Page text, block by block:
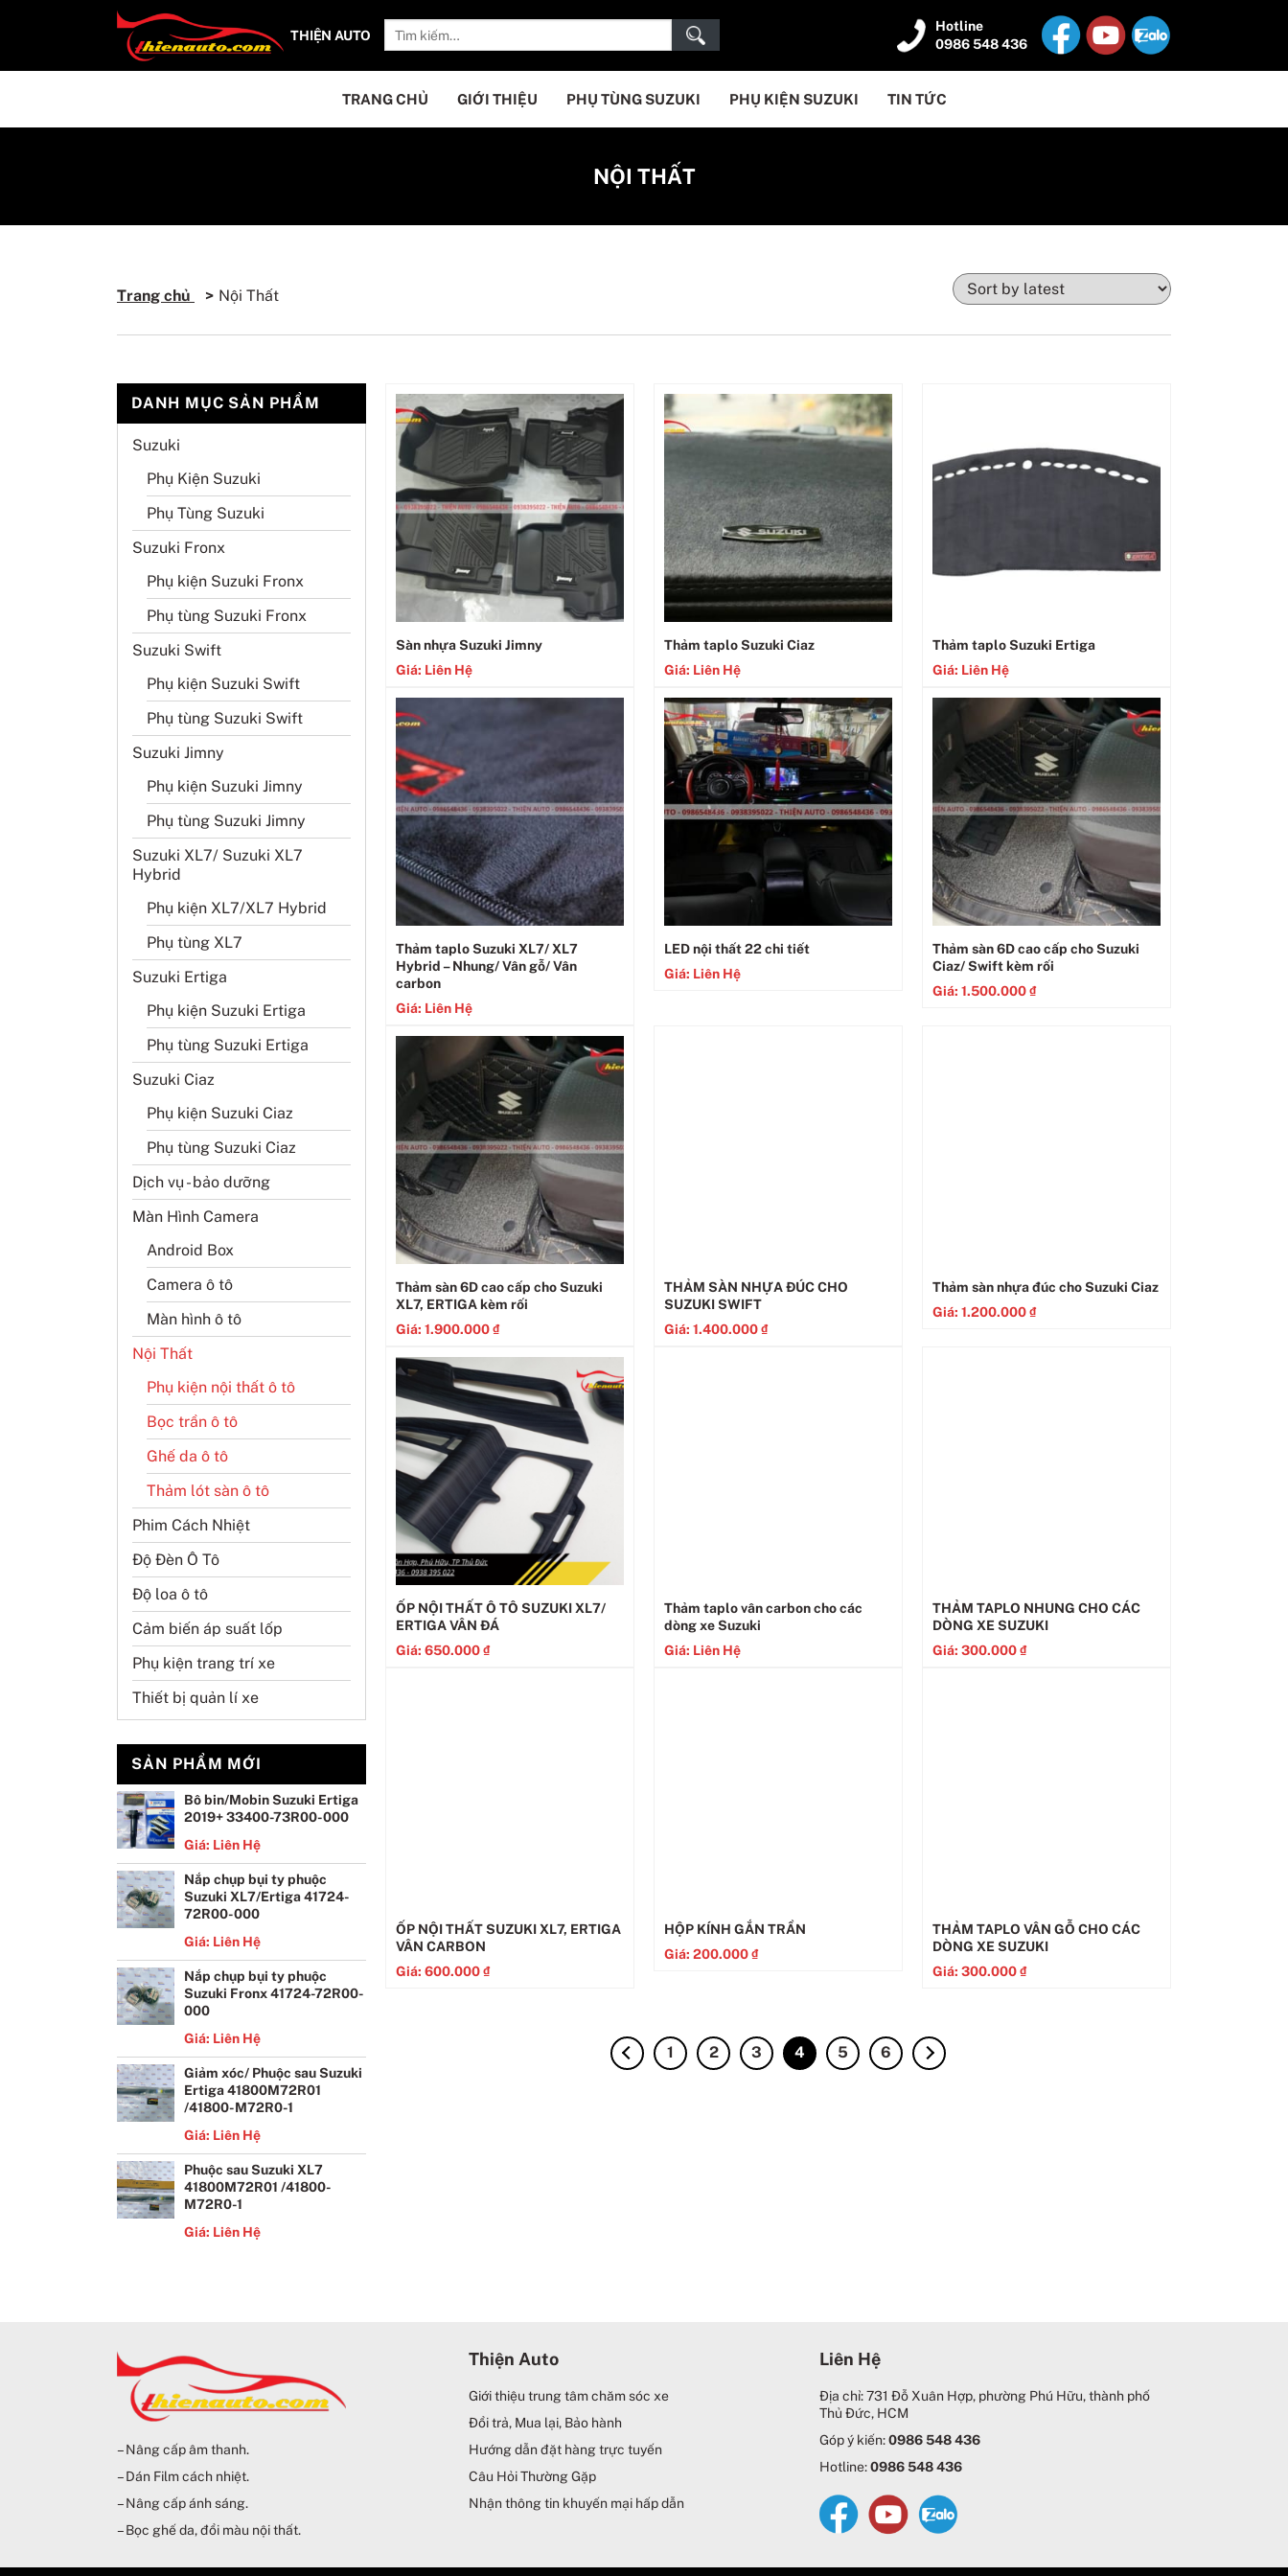
THIỆN AUTO
Hotline
0986 548 436
TRANG CHỦ GIỚI THIỆU PHỤ TÙNG SUZUKI PHỤ KIỆN SUZUKI TIN TỨC
NỘI THẤT
Trang chủ Nội Thất
Sàn nhựa Suzuki Jimny
Giá: Liên Hệ
Thảm taplo Suzuki Ciaz
Giá: Liên Hệ
Thảm taplo Suzuki Ertiga
Giá: Liên Hệ
Thảm taplo Suzuki XL7/ XL7
Hybrid – Nhung/ Vân gỗ/ Vân
carbon
Giá: Liên Hệ
LED nội thất 22 chi tiết
Giá: Liên Hệ
Thảm sàn 6D cao cấp cho Suzuki
Ciaz/ Swift kèm rối
Giá: 1.500.000₫
Thảm sàn 6D cao cấp cho Suzuki
XL7, ERTIGA kèm rối
Giá: 1.900.000₫
THẢM SÀN NHỰA ĐÚC CHO
SUZUKI SWIFT
Giá: 1.400.000₫
Thảm sàn nhựa đúc cho Suzuki Ciaz
Giá: 1.200.000₫
ỐP NỘI THẤT Ô TÔ SUZUKI XL7/
ERTIGA VÂN ĐÁ
Giá: 650.000₫
Thảm taplo vân carbon cho các
dòng xe Suzuki
Giá: Liên Hệ
THẢM TAPLO NHUNG CHO CÁC
DÒNG XE SUZUKI
Giá: 300.000₫
ỐP NỘI THẤT SUZUKI XL7, ERTIGA
VÂN CARBON
Giá: 600.000₫
HỘP KÍNH GẮN TRẦN
Giá: 200.000₫
THẢM TAPLO VÂN GỖ CHO CÁC
DÒNG XE SUZUKI
Giá: 300.000₫
1 2 3 4 5 6
DANH MỤC SẢN PHẨM
Suzuki
Phụ Kiện Suzuki
Phụ Tùng Suzuki
Suzuki Fronx
Phụ kiện Suzuki Fronx
Phụ tùng Suzuki Fronx
Suzuki Swift
Phụ kiện Suzuki Swift
Phụ tùng Suzuki Swift
Suzuki Jimny
Phụ kiện Suzuki Jimny
Phụ tùng Suzuki Jimny
Suzuki XL7/ Suzuki XL7
Hybrid
Phụ kiện XL7/XL7 Hybrid
Phụ tùng XL7
Suzuki Ertiga
Phụ kiện Suzuki Ertiga
Phụ tùng Suzuki Ertiga
Suzuki Ciaz
Phụ kiện Suzuki Ciaz
Phụ tùng Suzuki Ciaz
Dịch vụ - bảo dưỡng
Màn Hình Camera
Android Box
Camera ô tô
Màn hình ô tô
Nội Thất
Phụ kiện nội thất ô tô
Bọc trần ô tô
Ghế da ô tô
Thảm lót sàn ô tô
Phim Cách Nhiệt
Độ Đèn Ô Tô
Độ loa ô tô
Cảm biến áp suất lốp
Phụ kiện trang trí xe
Thiết bị quản lí xe
SẢN PHẨM MỚI
Bô bin/Mobin Suzuki Ertiga
2019+ 33400-73R00-000
Giá: Liên Hệ
Nắp chụp bụi ty phuộc
Suzuki XL7/Ertiga 41724-
72R00-000
Giá: Liên Hệ
Nắp chụp bụi ty phuộc
Suzuki Fronx 41724-72R00-
000
Giá: Liên Hệ
Giảm xóc/ Phuộc sau Suzuki
Ertiga 41800M72R01
/41800-M72R0-1
Giá: Liên Hệ
Phuộc sau Suzuki XL7
41800M72R01 /41800-
M72R0-1
Giá: Liên Hệ
– Nâng cấp âm thanh.
– Dán Film cách nhiệt.
– Nâng cấp ánh sáng.
– Bọc ghế da, đổi màu nội thất.
Thiện Auto
Giới thiệu trung tâm chăm sóc xe
Đổi trả, Mua lại, Bảo hành
Hướng dẫn đặt hàng trực tuyến
Câu Hỏi Thường Gặp
Nhận thông tin khuyến mại hấp dẫn
Liên Hệ
Địa chỉ: 731 Đỗ Xuân Hợp, phường Phú Hữu, thành phố
Thủ Đức, HCM
Góp ý kiến:0986 548 436
Hotline:0986 548 436